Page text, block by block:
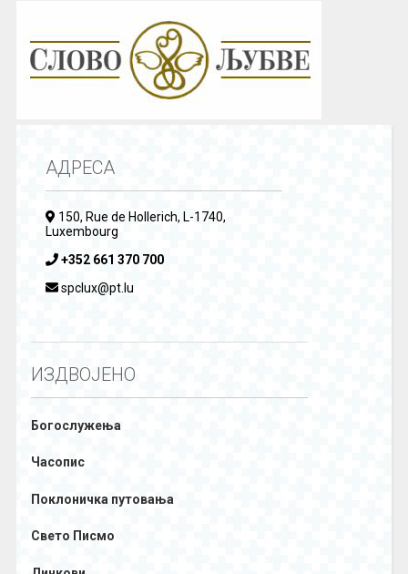
АДРЕСА
150, Rue de Hollerich, L-1740,
Luxembourg
+352 661 370 700
spclux@pt.lu
ИЗДВОЈЕНО
Богослужења
Часопис
Поклоничка путовања
Свето Писмо